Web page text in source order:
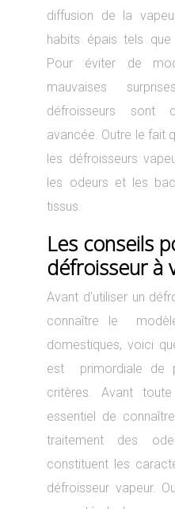
diffusion de la
habits épais tels
Pour éviter de
mauvaises
défroisseurs sont
avancée. Outre le fait
les défroisseurs
les odeurs et les
tissus.
Les conseils
défroisseur à
Avant d’utiliser un
connaître le
domestiques, voici
est primordiale de
critères. Avant
essentiel de
traitement des
constituent les
défroisseur vapeur.